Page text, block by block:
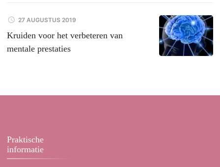
27 AUGUSTUS 2019
Kruiden voor het verbeteren van
mentale prestaties
Praktische
informatie